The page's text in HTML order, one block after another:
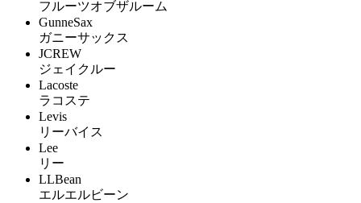
フルーツオブザルーム
GunneSax
ガニーサックス
JCREW
ジェイクルー
Lacoste
ラコステ
Levis
リーバイス
Lee
リー
LLBean
エルエルビーン